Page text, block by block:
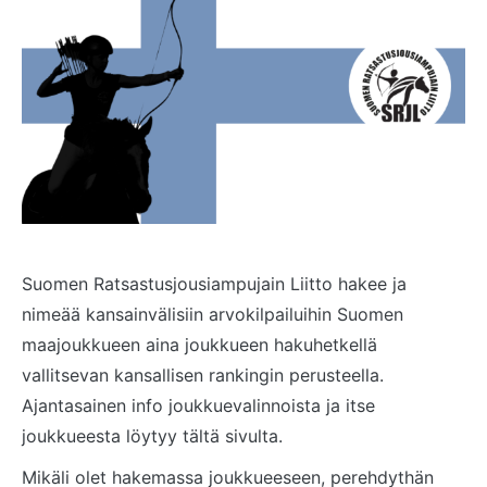
Suomen Ratsastusjousiampujain Liitto hakee ja
nimeää kansainvälisiin arvokilpailuihin Suomen
maajoukkueen aina joukkueen hakuhetkellä
vallitsevan kansallisen rankingin perusteella.
Ajantasainen info joukkuevalinnoista ja itse
joukkueesta löytyy tältä sivulta.
Mikäli olet hakemassa joukkueeseen, perehdythän